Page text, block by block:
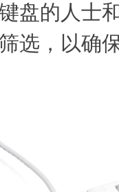
盘的人士
选，以确